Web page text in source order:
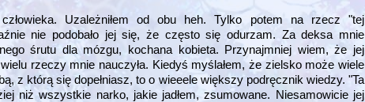
Uzależniłem od obu heh. Tylko potem na rzecz "tej
nie podobało jej się, że często się odurzam. Za deksa mnie
śrutu dla mózgu, kochana kobieta. Przynajmniej wiem, że jej
rzeczy mnie nauczyła. Kiedyś myślałem, że zielsko może wiele
z którą się dopełniasz, to o wieeele większy podręcznik wiedzy. "Ta
niż wszystkie narko, jakie jadłem, zsumowane. Niesamowicie jej